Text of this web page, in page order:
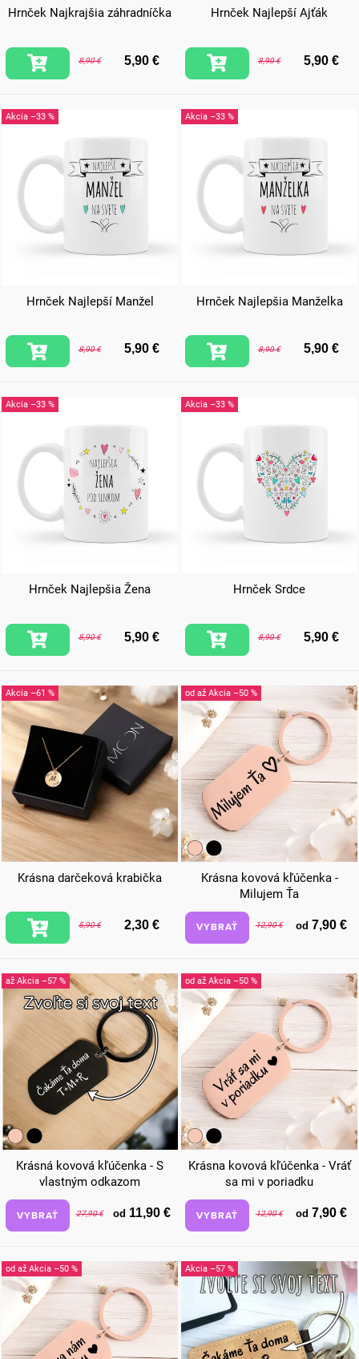
Hrnček Najkrajšia záhradníčka
8,90 € 5,90 €
Hrnček Najlepší Ajťák
8,90 € 5,90 €
–33 %
Hrnček Najlepší Manžel
8,90 € 5,90 €
–33 %
Hrnček Najlepšia Manželka
8,90 € 5,90 €
–33 %
Hrnček Najlepšia Žena
8,90 € 5,90 €
–33 %
Hrnček Srdce
8,90 € 5,90 €
–61 %
Krásna darčeková krabička
5,90 € 2,30 €
od až –50 %
Krásna kovová kľúčenka -
Milujem Ťa
12,90 € od 7,90 €
VYBRAŤ
až –57 %
Krásná kovová kľúčenka - S
vlastným odkazom
27,90 € od 11,90 €
VYBRAŤ
od až –50 %
Krásna kovová kľúčenka - Vráť
sa mi v poriadku
12,90 € od 7,90 €
VYBRAŤ
od až –50 % –57 %